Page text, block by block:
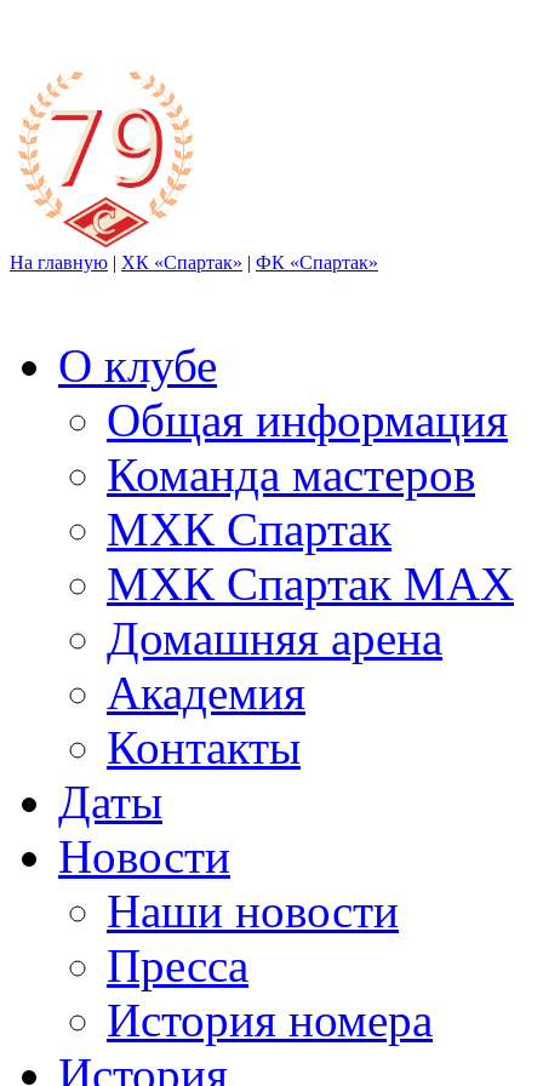
На главную | ХК «Спартак» | ФК «Спартак»
О клубе
Общая информация
Команда мастеров
МХК Спартак
МХК Спартак МАХ
Домашняя арена
Академия
Контакты
Даты
Новости
Наши новости
Пресса
История номера
История